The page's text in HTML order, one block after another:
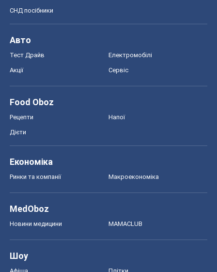
СНД посібники
Авто
Тест Драйв Електромобілі
Акції Сервіс
Food Oboz
Рецепти Напої
Дієти
Економіка
Ринки та компанії Макроекономіка
MedOboz
Новини медицини MAMACLUB
Шоу